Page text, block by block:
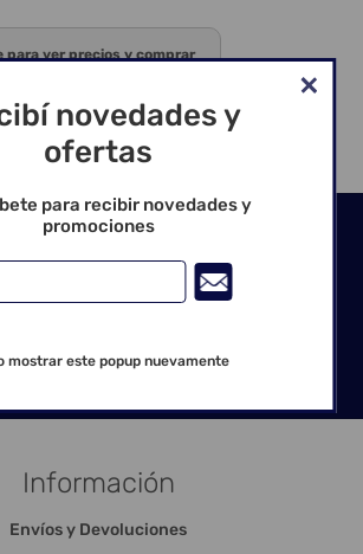
ver precios y comprar
Seguinos en las redes
Información
Envíos y Devoluciones
novedades y
ofertas
para recibir novedades y
promociones
mostrar este popup nuevamente